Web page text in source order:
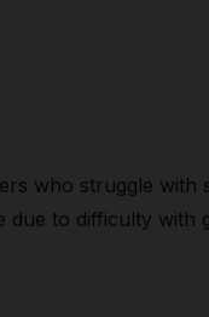
who struggle with
due to difficulty with